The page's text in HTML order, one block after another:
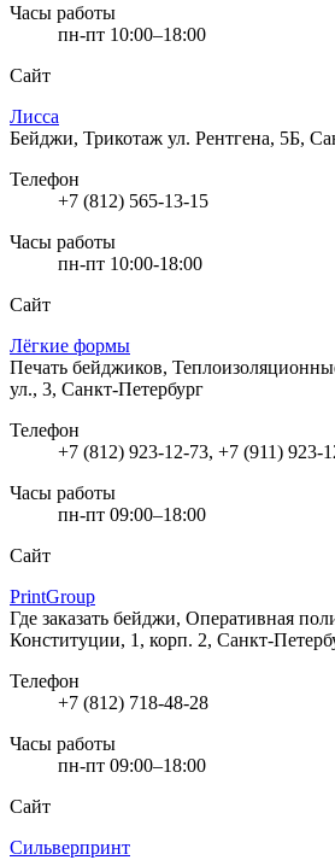
Часы работы
пн-пт 10:00–18:00
Сайт
Лисса
Бейджи, Трикотаж ул. Рентгена, 5Б,
Телефон
+7 (812) 565-13-15
Часы работы
пн-пт 10:00-18:00
Сайт
Лёгкие формы
Печать бейджиков,
ул., 3, Санкт-Петербург
Телефон
+7 (812) 923-12-73, +7 (911) 923-
Часы работы
пн-пт 09:00–18:00
Сайт
PrintGroup
Где заказать бейджи, Оперативная
Конституции, 1, корп. 2, Санкт-
Телефон
+7 (812) 718-48-28
Часы работы
пн-пт 09:00–18:00
Сайт
Сильверпринт